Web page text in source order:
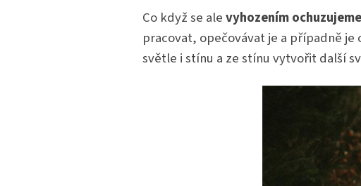
Co když se alevyhozením ochuzujeme
pracovat, opečovávat je a případně
světle i stínu a ze stínu vytvořit další